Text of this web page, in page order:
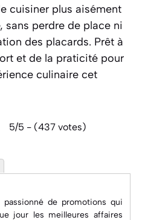
cuisiner plus aisément
sans perdre de place ni
des placards. Prêt à
et de la praticité pour
culinaire cet
5/5 - (437 votes)
de promotions qui
jour les meilleures affaires